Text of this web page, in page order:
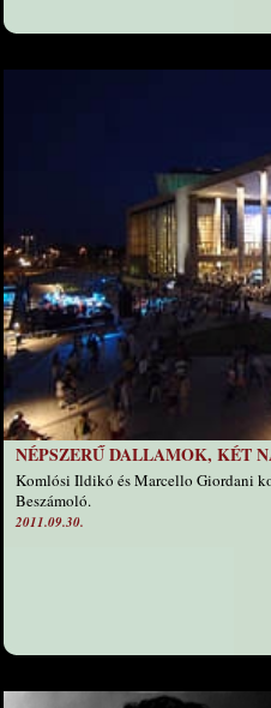
NÉPSZERŰ DALLAMOK, KÉT
Komlósi Ildikó és Marcello Giordani
Beszámoló.
2011.09.30.